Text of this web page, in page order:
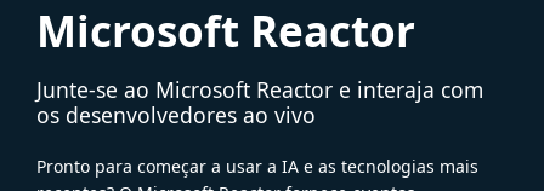
Microsoft Reactor
Junte-se ao Microsoft Reactor e interaja com
os desenvolvedores ao vivo
Pronto para começar a usar a IA e as tecnologias mais